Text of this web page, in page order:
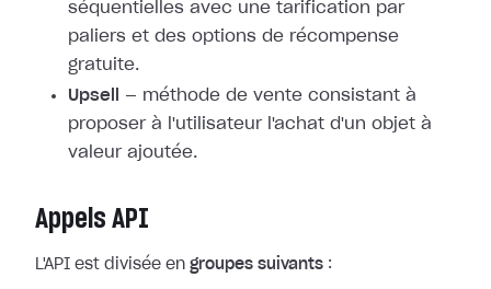
séquentielles avec une tarification par
paliers et des options de récompense
gratuite.
Upsell
— méthode de vente consistant à
proposer à l'utilisateur l'achat d'un objet à
valeur ajoutée.
Appels API
L'API est divisée en groupes suivants :